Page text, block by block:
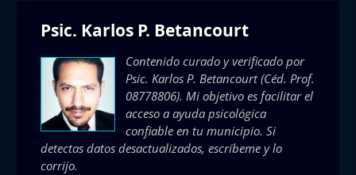
Psic. Karlos P. Betancourt
Contenido curado y verificado por
Psic. Karlos P. Betancourt(Céd. Prof.
08778806). Mi objetivo es facilitar el
acceso a ayuda psicológica
confiable en tu municipio. Si
detectas datos desactualizados, escríbeme y lo
corrijo.